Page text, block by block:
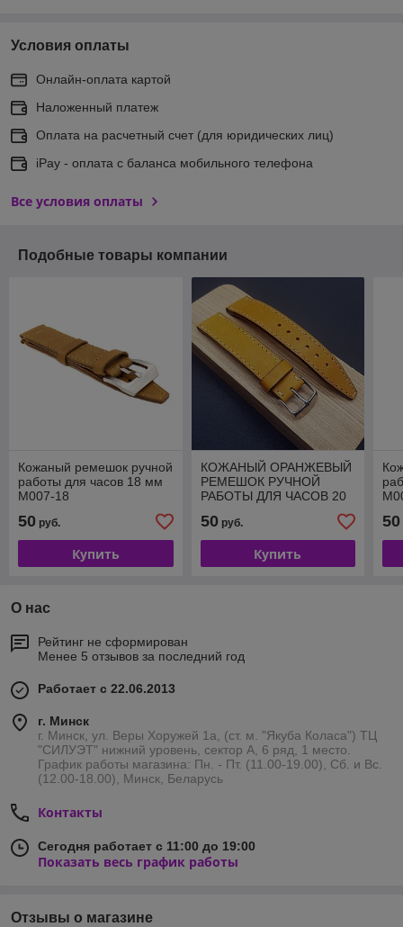
Условия оплаты
Онлайн-оплата картой
Наложенный платеж
Оплата на расчетный счет (для юридических лиц)
iPay - оплата с баланса мобильного телефона
Все условия оплаты
Подобные товары компании
Кожаный ремешок ручной
работы для часов 18 мм
M007-18
50 руб.
Купить
КОЖАНЫЙ ОРАНЖЕВЫЙ
РЕМЕШОК РУЧНОЙ
РАБОТЫ ДЛЯ ЧАСОВ 20
50руб.
Купить
50
О нас
Рейтинг не сформирован
Менее 5 отзывов за последний год
Работает с 22.06.2013
г. Минск
г. Минск, ул. Веры Хоружей 1а, (ст. м. "Якуба Коласа") ТЦ
"СИЛУЭТ" нижний уровень, сектор А, 6 ряд, 1 место.
График работы магазина: Пн. - Пт. (11.00-19.00), Сб. и Вс.
(12.00-18.00), Минск, Беларусь
Контакты
Сегодня работает с 11:00 до 19:00
Показать весь график работы
Отзывы о магазине